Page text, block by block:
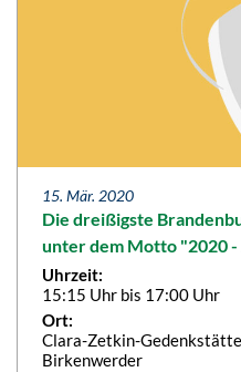
15. Mär. 2020
Die dreißigste
unter dem Motto "2020
Uhrzeit:
15:15 Uhr bis 17:00 Uhr
Ort:
Clara-Zetkin-
Birkenwerder